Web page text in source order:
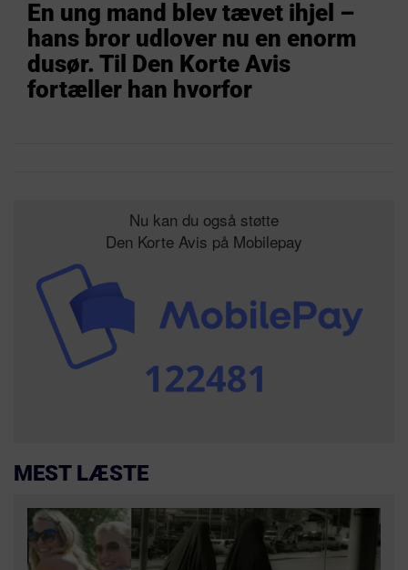
En ung mand blev tævet ihjel –
hans bror udlover nu en enorm
dusør. Til Den Korte Avis
fortæller han hvorfor
Nu kan du også støtte
Den Korte Avis på Mobilepay
MEST LÆSTE